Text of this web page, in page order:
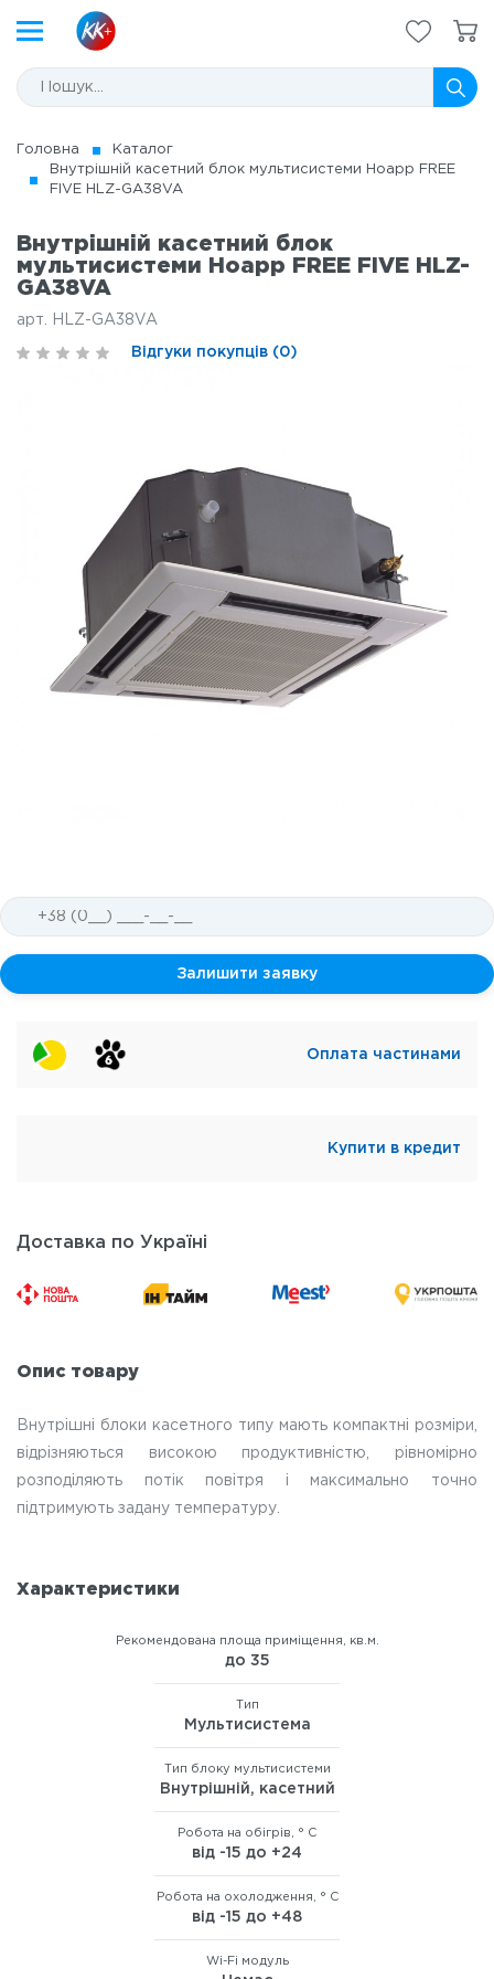
Головна
Каталог
Внутрішній касетний блок мультисистеми Hoapp FREE
FIVE HLZ-GA38VA
Внутрішній касетний блок
мультисистеми Hoapp FREE FIVE HLZ-
GA38VA
арт. HLZ-GA38VA
Відгуки покупців (0)
Залишити заявку
Оплата частинами
Купити в кредит
Доставка по Україні
Опис товару
Внутрішні блоки касетного типу мають компактні розміри,
відрізняються високою продуктивністю, рівномірно
розподіляють потік повітря і максимально точно
підтримують задану температуру.
Характеристики
Рекомендована площа приміщення, кв.м.
до 35
Тип
Мультисистема
Тип блоку мультисистеми
Внутрішній, касетний
Робота на обігрів, ° C
від -15 до +24
Робота на охолодження, ° C
від -15 до +48
Wi-Fi модуль